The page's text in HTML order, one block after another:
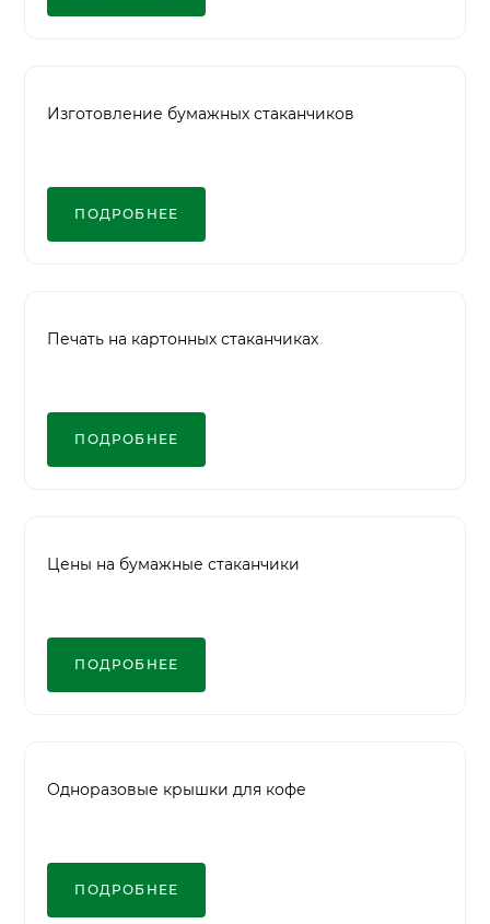
Изготовление бумажных стаканчиков
ПОДРОБНЕЕ
Печать на картонных стаканчиках
ПОДРОБНЕЕ
Цены на бумажные стаканчики
ПОДРОБНЕЕ
Одноразовые крышки для кофе
ПОДРОБНЕЕ